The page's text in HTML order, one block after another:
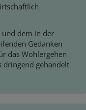
und dem in der
Gedanken
das Wohlergehen
dringend gehandelt